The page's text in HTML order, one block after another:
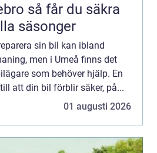
säkra
säsonger
sin bil kan ibland
men i Umeå finns det
som behöver hjälp. En
att din bil förblir säker, på...
01 augusti 2026